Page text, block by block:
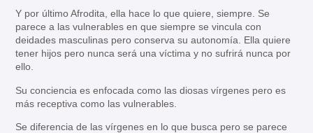
Y por último Afrodita, ella hace lo que quiere, siempre. Se
parece a las vulnerables en que siempre se vincula con
deidades masculinas pero conserva su autonomía. Ella quiere
tener hijos pero nunca será una víctima y no sufrirá nunca por
ello.
Su conciencia es enfocada como las diosas vírgenes pero es
más receptiva como las vulnerables.
Se diferencia de las vírgenes en lo que busca pero se parece